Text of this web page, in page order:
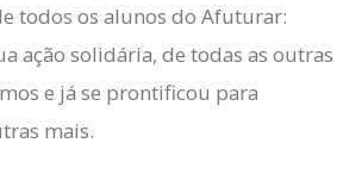
todos os alunos do Afuturar:
ação solidária, de todas as outras
e já se prontificou para
mais.